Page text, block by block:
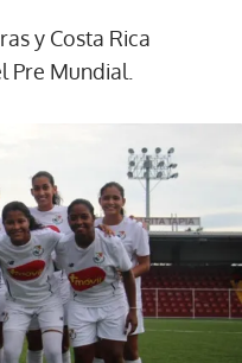
y Costa Rica
Pre Mundial.